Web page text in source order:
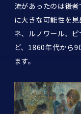
流があったのは後
に大きな可能性を
ネ、ルノワール、
ど、1860年代から
ます。